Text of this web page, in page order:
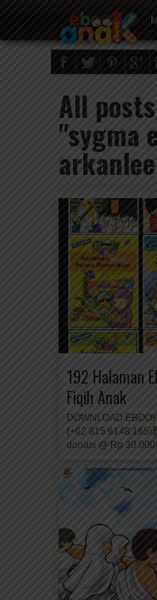
All
"sygma
192 Halaman
Fiqih Anak
DOWNLOAD
(+62 815 6148 165)
donasi @ Rp 30.000